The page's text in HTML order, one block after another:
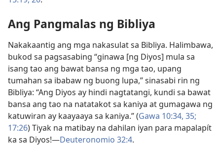
Ang Pangmalas ng Bibliya
Nakakaantig ang mga nakasulat sa Bibliya. Halimbawa,
bukod sa pagsasabing “ginawa [ng Diyos] mula sa
isang tao ang bawat bansa ng mga tao, upang
tumahan sa ibabaw ng buong lupa,” sinasabi rin ng
Bibliya: “Ang Diyos ay hindi nagtatangi, kundi sa bawat
bansa ang tao na natatakot sa kaniya at gumagawa ng
katuwiran ay kaayaaya sa kaniya.” (Gawa 10:34, 35;
17:26) Tiyak na matibay na dahilan iyan para mapalapít
ka sa Diyos!—Deuteronomio 32:4.